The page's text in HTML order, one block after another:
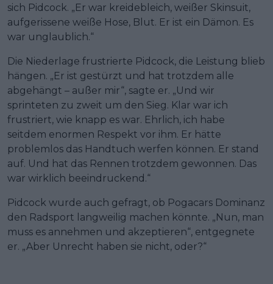
sich Pidcock. „Er war kreidebleich, weißer Skinsuit,
aufgerissene weiße Hose, Blut. Er ist ein Dämon. Es
war unglaublich.“
Die Niederlage frustrierte Pidcock, die Leistung blieb
hängen. „Er ist gestürzt und hat trotzdem alle
abgehängt – außer mir“, sagte er. „Und wir
sprinteten zu zweit um den Sieg. Klar war ich
frustriert, wie knapp es war. Ehrlich, ich habe
seitdem enormen Respekt vor ihm. Er hätte
problemlos das Handtuch werfen können. Er stand
auf. Und hat das Rennen trotzdem gewonnen. Das
war wirklich beeindruckend.“
Pidcock wurde auch gefragt, ob Pogacars Dominanz
den Radsport langweilig machen könnte. „Nun, man
muss es annehmen und akzeptieren“, entgegnete
er. „Aber Unrecht haben sie nicht, oder?“